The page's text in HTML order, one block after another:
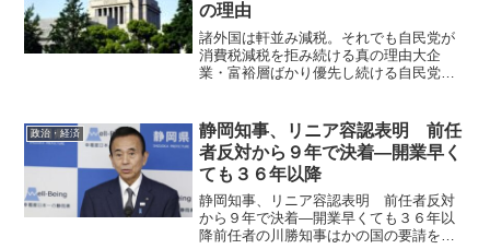
の理由
諸外国は軒並み減税。それでも自民党が
消費税減税を拒み続ける真の理由大企
業・富裕層ばかり優先し続ける自民党政
つである「物価高対策」では、自民党だ
けが消費税減税に応じぬ...
政治・経済
静岡知事、リニア容認表明 前任
者反対から９年で決着―開業早く
ても３６年以降
静岡知事、リニア容認表明 前任者反対
から９年で決着―開業早くても３６年以
降前任者の川勝知事はかの国の要請を受